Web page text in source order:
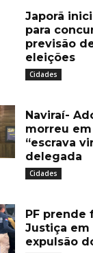
Japorã
para
previsão
eleições
Cidades
Naviraí-
morreu
“escrava
delegada
Cidades
PF prende
Justiça em
expulsão